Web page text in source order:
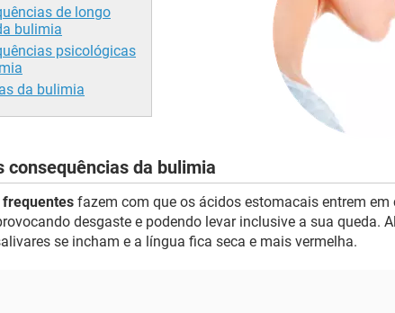
de longo
bulimia
psicológicas
da bulimia
consequências da bulimia
fazem com que os ácidos estomacais entrem em
desgaste e podendo levar inclusive a sua queda.
se incham e a língua fica seca e mais vermelha.